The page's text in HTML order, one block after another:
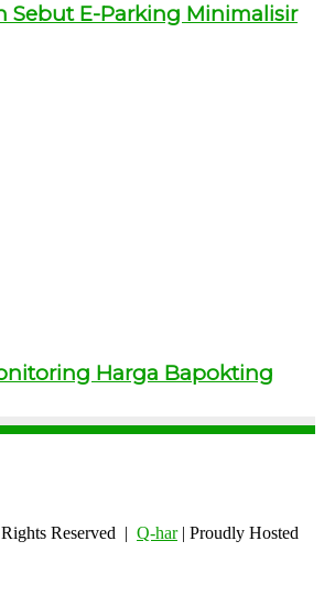
Sebut E-Parking Minimalisir
Harga Bapokting
Reserved | Q-har| Proudly Hosted